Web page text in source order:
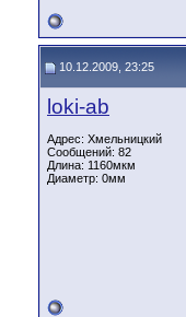
10.12.2009, 23:25
loki-ab
Адрес: Хмельницкий
Сообщений: 82
Длина: 1160мкм
Диаметр: 0мм